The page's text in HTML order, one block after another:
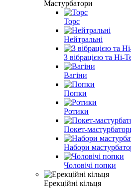
Мастурбатори
Торс
Нейтральні
З вібрацією та Hi-
Вагіни
Попки
Ротики
Покет-
Набори
Чоловічі попки
Ерекційні кільця